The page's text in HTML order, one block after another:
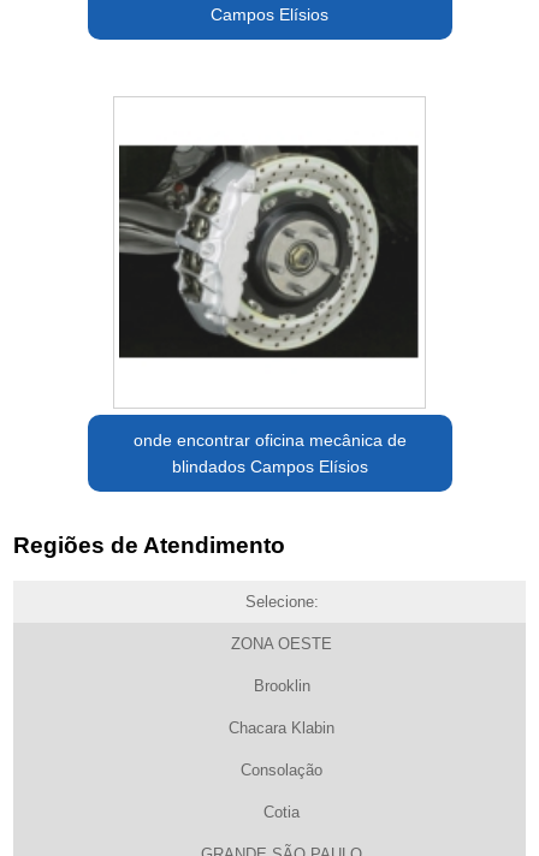
Campos Elísios
onde encontrar oficina mecânica de
blindados Campos Elísios
Regiões de Atendimento
Selecione:
ZONA OESTE
Brooklin
Chacara Klabin
Consolação
Cotia